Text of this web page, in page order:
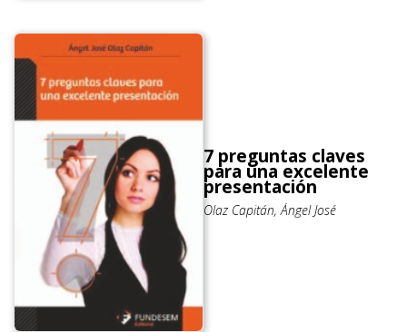
7 preguntas claves
para una excelente
presentación
Olaz Capitán, Ángel José